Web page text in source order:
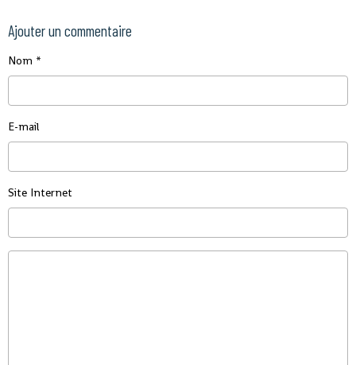
Ajouter un commentaire
Nom
E-mail
Site Internet